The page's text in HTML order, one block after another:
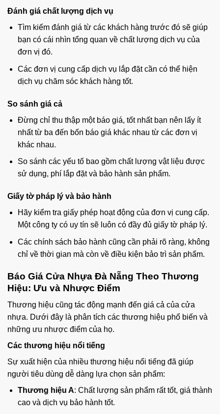
Đánh giá chất lượng dịch vụ
Tìm kiếm đánh giá từ các khách hàng trước đó sẽ giúp
bạn có cái nhìn tổng quan về chất lượng dịch vụ của
đơn vị đó.
Các đơn vị cung cấp dịch vụ lắp đặt cần có thể hiện
dịch vụ chăm sóc khách hàng tốt.
So sánh giá cả
Đừng chỉ thu thập một báo giá, tốt nhất bạn nên lấy ít
nhất từ ba đến bốn báo giá khác nhau từ các đơn vị
khác nhau.
So sánh các yếu tố bao gồm chất lượng vật liệu được
sử dụng, phí lắp đặt và bảo hành sản phẩm.
Giấy tờ pháp lý và bảo hành
Hãy kiểm tra giấy phép hoạt động của đơn vị cung cấp.
Một công ty có uy tín sẽ luôn có đầy đủ giấy tờ pháp lý.
Các chính sách bảo hành cũng cần phải rõ ràng, không
chỉ về thời gian mà còn về điều kiện bảo trì sản phẩm.
Báo Giá Cửa Nhựa Đà Nẵng Theo Thương
Hiệu: Ưu và Nhược Điểm
Thương hiệu cũng tác động mạnh đến giá cả của cửa
nhựa. Dưới đây là phân tích các thương hiệu phổ biến và
những ưu nhược điểm của họ.
Các thương hiệu nổi tiếng
Sự xuất hiện của nhiều thương hiệu nổi tiếng đã giúp
người tiêu dùng dễ dàng lựa chọn sản phẩm:
Thương hiệu A: Chất lượng sản phẩm rất tốt, giá thành
cao và dịch vụ bảo hành tốt.